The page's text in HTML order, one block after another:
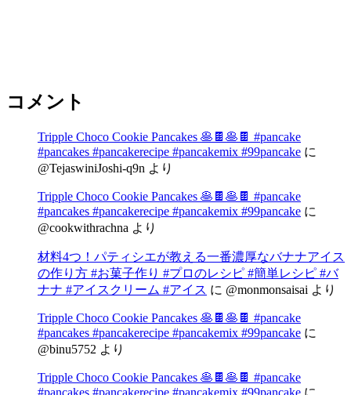
コメント
Tripple Choco Cookie Pancakes 🥞🍫🥞🍫 #pancake
#pancakes #pancakerecipe #pancakemix #99pancake に
@TejaswiniJoshi-q9n より
Tripple Choco Cookie Pancakes 🥞🍫🥞🍫 #pancake
#pancakes #pancakerecipe #pancakemix #99pancake に
@cookwithrachna より
材料4つ！パティシエが教える一番濃厚なバナナアイス
の作り方 #お菓子作り #プロのレシピ #簡単レシピ #バ
ナナ #アイスクリーム #アイス に @monmonsaisai より
Tripple Choco Cookie Pancakes 🥞🍫🥞🍫 #pancake
#pancakes #pancakerecipe #pancakemix #99pancake に
@binu5752 より
Tripple Choco Cookie Pancakes 🥞🍫🥞🍫 #pancake
#pancakes #pancakerecipe #pancakemix #99pancake に